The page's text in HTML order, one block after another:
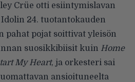
Crüe otti esiintymislavan
24. tuotantokauden
pahat pojat soittivat yleisön
suosikkibiisit kuin Home
My Heart, ja orkesteri sai
ansioituneelta